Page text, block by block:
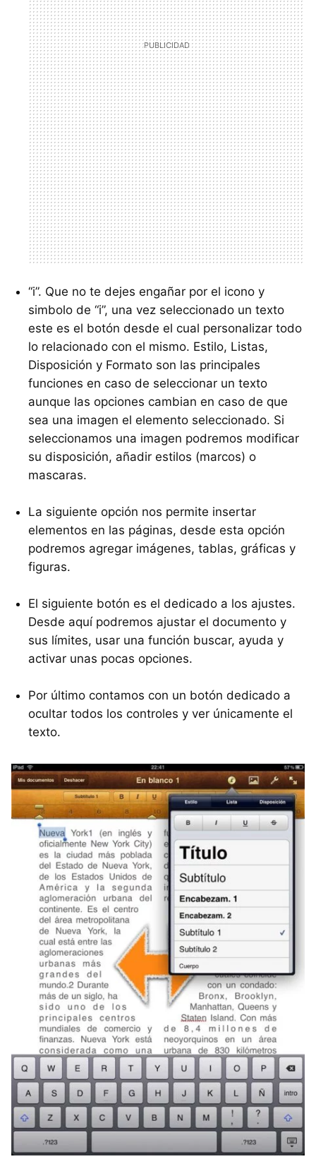
“i”. Que no te dejes engañar por el icono y
simbolo de “i”, una vez seleccionado un texto
este es el botón desde el cual personalizar todo
lo relacionado con el mismo. Estilo, Listas,
Disposición y Formato son las principales
funciones en caso de seleccionar un texto
aunque las opciones cambian en caso de que
sea una imagen el elemento seleccionado. Si
seleccionamos una imagen podremos modificar
su disposición, añadir estilos (marcos) o
mascaras.
La siguiente opción nos permite insertar
elementos en las páginas, desde esta opción
podremos agregar imágenes, tablas, gráficas y
figuras.
El siguiente botón es el dedicado a los ajustes.
Desde aquí podremos ajustar el documento y
sus límites, usar una función buscar, ayuda y
activar unas pocas opciones.
Por último contamos con un botón dedicado a
ocultar todos los controles y ver únicamente el
texto.